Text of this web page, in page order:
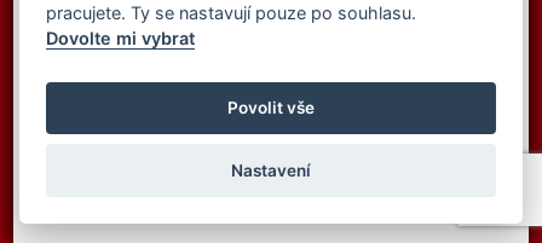
© 2016 Informační středisko pro rozvoj
Moravských Kopanic, o.p.s. - Všechna práva
Vytvořilo studio
pracujete. Ty se nastavují pouze po souhlasu.
Dovolte mi vybrat
Povolit vše
Nastavení